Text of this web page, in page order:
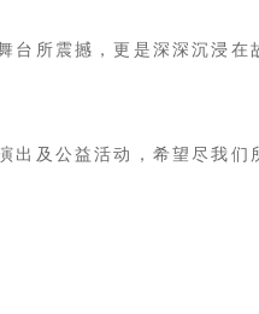
台所震撼，更是深深沉浸在
出及公益活动，希望尽我们